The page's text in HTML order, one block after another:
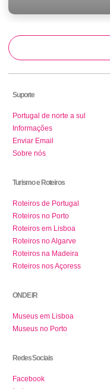
Suporte
Portugal de norte a sul
Informações
Enviar Email
Sobre nós
Turismo e Roteiros
Roteiros de Portugal
Roteiros no Porto
Roteiros em Lisboa
Roteiros no Algarve
Roteiros na Madeira
Roteiros nos Açoress
ONDE IR
Museus em Lisboa
Museus no Porto
Redes Sociais
Facebook